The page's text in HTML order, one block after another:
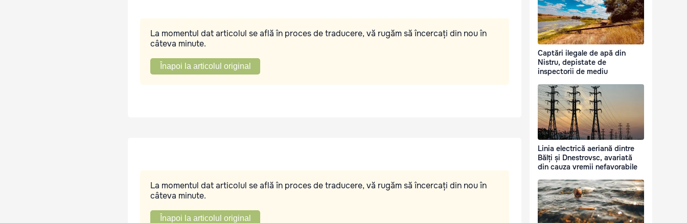
La momentul dat articolul se află în proces de traducere, vă rugăm să încercați din nou în
câteva minute.
Înapoi la articolul original
La momentul dat articolul se află în proces de traducere, vă rugăm să încercați din nou în
câteva minute.
Înapoi la articolul original
Captări ilegale de apă din
Nistru, depistate de
inspectorii de mediu
Linia electrică aeriană dintre
Bălți și Dnestrovsc, avariată
din cauza vremii nefavorabile